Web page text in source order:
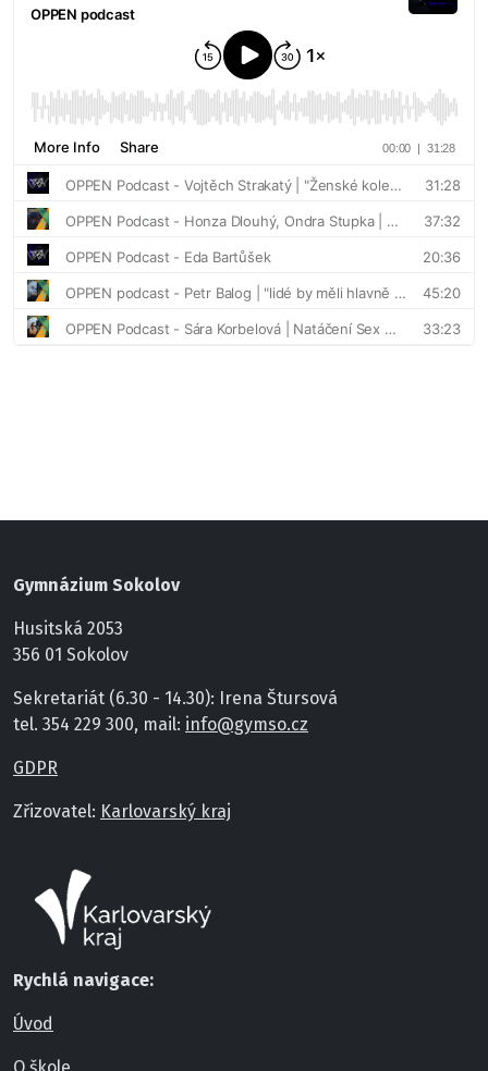
Gymnázium Sokolov
Husitská 2053
356 01 Sokolov
Sekretariát (6.30 - 14.30): Irena Štursová
tel. 354 229 300, mail: info@gymso.cz
GDPR
Zřizovatel: Karlovarský kraj
Rychlá navigace:
Úvod